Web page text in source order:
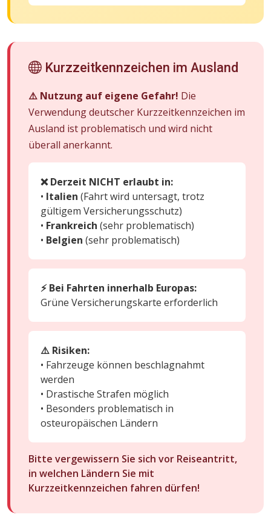
Kurzzeitkennzeichen im Ausland
⚠️ Nutzung auf eigene Gefahr! Die
Verwendung deutscher Kurzzeitkennzeichen im
Ausland ist problematisch und wird nicht
überall anerkannt.
❌ Derzeit NICHT erlaubt in:
• Italien (Fahrt wird untersagt, trotz
gültigem Versicherungsschutz)
• Frankreich (sehr problematisch)
• Belgien (sehr problematisch)
⚡ Bei Fahrten innerhalb Europas:
Grüne Versicherungskarte erforderlich
⚠️ Risiken:
• Fahrzeuge können beschlagnahmt
werden
• Drastische Strafen möglich
• Besonders problematisch in
osteuropäischen Ländern
Bitte vergewissern Sie sich vor Reiseantritt,
in welchen Ländern Sie mit
Kurzzeitkennzeichen fahren dürfen!